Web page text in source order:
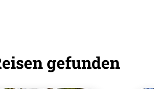
gefunden